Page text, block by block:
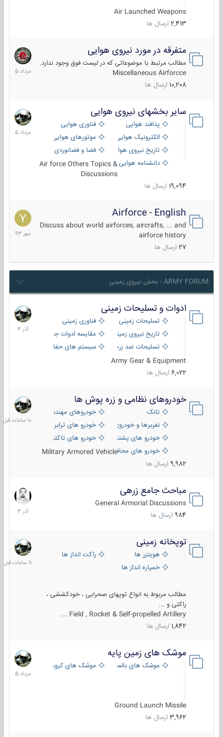
Air Launched Weapons
2,413 ارسال ها
متفرقه در مورد نیروی هوایی
مطالب مرتبط با موضوعاتی که در لیست فوق وجود ندارد.
Miscellaneous Airforcce
10,208 ارسال ها
7
مرداد
1405
سایر بخشهای نیروی هوایی
پدافند هوایی
فناوری هوایی
الکترونیک هوایی
موتورهای هوایی
تاریخ نیروی هوایی
فضا و فضانوردی
دانشنامه هواییAir force Others Topics &
Discussions
19,094 ارسال ها
2
مرداد
1405
Airforce - English
Discuss about world airforces, aircrafts, ... and
airforce history
27 ارسال ها
15
مهر
1393
ARMY FORUM - بخش نیروی زمینی
ادوات و تسلیحات زمینی
تسلیحات زمینی
فناوری زمینی
تاریخ نیروی زمینی
مقایسه ادوات جنگی
تسلیحات ضد زره
سیستم های حفاظت فعال
Army Gear & Equipment
6,022 ارسال ها
21
آذر
1404
خودروهای نظامی و زره پوش ها
تانک
خودروهای مهندسی
نفربرها و خودروی های رزمی پیاده نظام
خودرو های ترابری نظامی
خودرو های پشتیبانی آتش ، شناسایی و ضد تانک
خودرو های تاکتیکی نظامی
خودرو های محافظت شدهMilitary Armored Vehicle
9,982 ارسال ها
10
ساعات
قبل
مباحث جامع زرهی
General Armorial Discussions
984 ارسال ها
7
آذر
1404
توپخانه زمینی
هویتزر ها
راکت انداز ها
خمپاره انداز ها
مطالب مربوط به انواع توپهای صحرایی ، خودکششی ،
راکتی و ...
Field , Rocket & Self-propelled Artillery ...
1,842 ارسال ها
11
ساعات
قبل
موشک های زمین پایه
موشک های بالستیک موشک های کروز
Ground Launch Missile
3,962 ارسال ها
2
مرداد
1405